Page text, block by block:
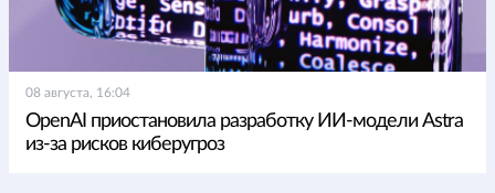
08 августа, 16:04
OpenAI приостановила разработку ИИ-модели Astra
из-за рисков киберугроз